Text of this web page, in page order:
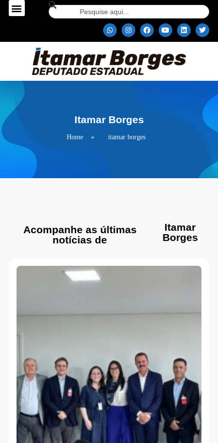
Itamar Borges
Home » itamar borges
Acompanhe as últimas
notícias de
Itamar
Borges